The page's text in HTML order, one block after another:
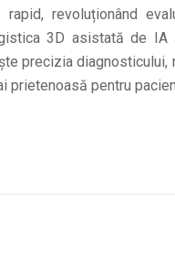
revoluționând
3D asistată de
precizia
prietenoasă pentru